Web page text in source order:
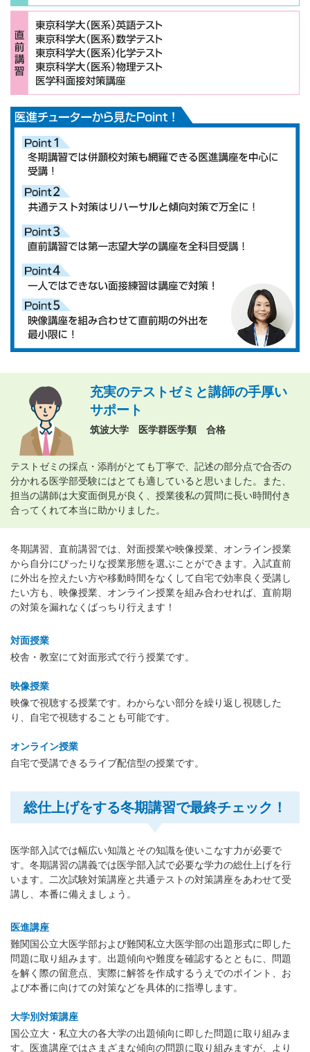
充実のテストゼミと講師の手厚い
サポート
筑波大学 医学群医学類 合格
テストゼミの採点・添削がとても丁寧で、記述の部分点で合否の
分かれる医学部受験にはとても適していると思いました。また、
担当の講師は大変面倒見が良く、授業後私の質問に長い時間付き
合ってくれて本当に助かりました。
冬期講習、直前講習では、対面授業や映像授業、オンライン授業
から自分にぴったりな授業形態を選ぶことができます。入試直前
に外出を控えたい方や移動時間をなくして自宅で効率良く受講し
たい方も、映像授業、オンライン授業を組み合わせれば、直前期
の対策を漏れなくばっちり行えます！
対面授業
校舎・教室にて対面形式で行う授業です。
映像授業
映像で視聴する授業です。わからない部分を繰り返し視聴した
り、自宅で視聴することも可能です。
オンライン授業
自宅で受講できるライブ配信型の授業です。
総仕上げをする冬期講習で最終チェック！
医学部入試では幅広い知識とその知識を使いこなす力が必要で
す。冬期講習の講義では医学部入試で必要な学力の総仕上げを行
います。二次試験対策講座と共通テストの対策講座をあわせて受
講し、本番に備えましょう。
医進講座
難関国公立大医学部および難関私立大医学部の出題形式に即した
問題に取り組みます。出題傾向や難度を確認するとともに、問題
を解く際の留意点、実際に解答を作成するうえでのポイント、お
よび本番に向けての対策などを具体的に指導します。
大学別対策講座
国公立大・私立大の各大学の出題傾向に即した問題に取り組みま
す。医進講座ではさまざまな傾向の問題に取り組みますが、より